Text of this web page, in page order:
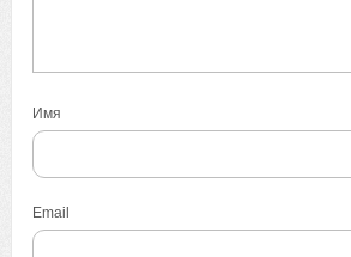
Имя
Email